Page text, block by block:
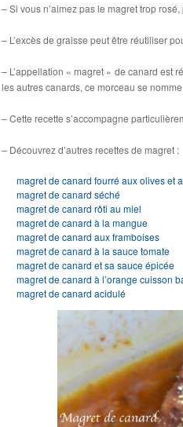
– Si vous n’aimez pas le magret trop
– L’excès de graisse peut être réutiliser
– L’appellation « magret » de canard est
les autres canards, ce morceau se
– Cette recette s’accompagne
– Découvrez d’autres recettes de magret :
magret de canard fourré aux olives et
magret de canard séché
magret de canard rôti au miel
magret de canard à la mangue
magret de canard aux framboises
magret de canard à la sauce tomate
magret de canard et sa sauce épicée
magret de canard à l’orange cuisson
magret de canard acidulé